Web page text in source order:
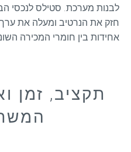
לבנות מערכת. סטילס לנכסי
אחידות בין חומרי המכירה
תקציב, זמן